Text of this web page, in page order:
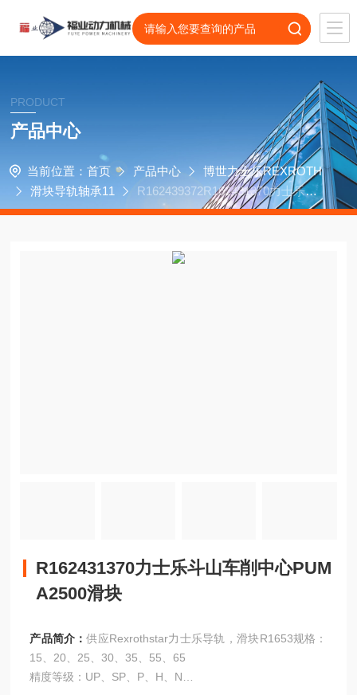
PRODUCT
产品中心
当前位置： 首页 产品中心
博世力士乐REXROTH
滑块导轨轴承11
R162439372R162431370力士乐斗
山车削中心PUMA2500滑块
R162431370力士乐斗山车削中心PUM
A2500滑块
产品简介：供应Rexrothstar力士乐导轨，滑块R1653规格：
15、20、25、30、35、55、65
精度等级：UP、SP、P、H、N